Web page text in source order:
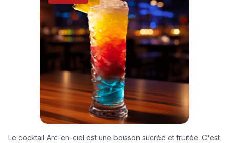
Le cocktail Arc-en-ciel est une boisson sucrée et fruitée. C'est